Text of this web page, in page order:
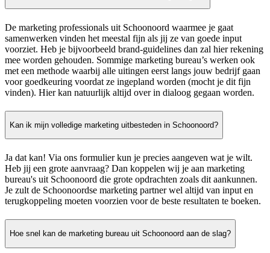
De marketing professionals uit Schoonoord waarmee je gaat
samenwerken vinden het meestal fijn als jij ze van goede input
voorziet. Heb je bijvoorbeeld brand-guidelines dan zal hier rekening
mee worden gehouden. Sommige marketing bureau’s werken ook
met een methode waarbij alle uitingen eerst langs jouw bedrijf gaan
voor goedkeuring voordat ze ingepland worden (mocht je dit fijn
vinden). Hier kan natuurlijk altijd over in dialoog gegaan worden.
Kan ik mijn volledige marketing uitbesteden in Schoonoord?
Ja dat kan! Via ons formulier kun je precies aangeven wat je wilt.
Heb jij een grote aanvraag? Dan koppelen wij je aan marketing
bureau's uit Schoonoord die grote opdrachten zoals dit aankunnen.
Je zult de Schoonoordse marketing partner wel altijd van input en
terugkoppeling moeten voorzien voor de beste resultaten te boeken.
Hoe snel kan de marketing bureau uit Schoonoord aan de slag?